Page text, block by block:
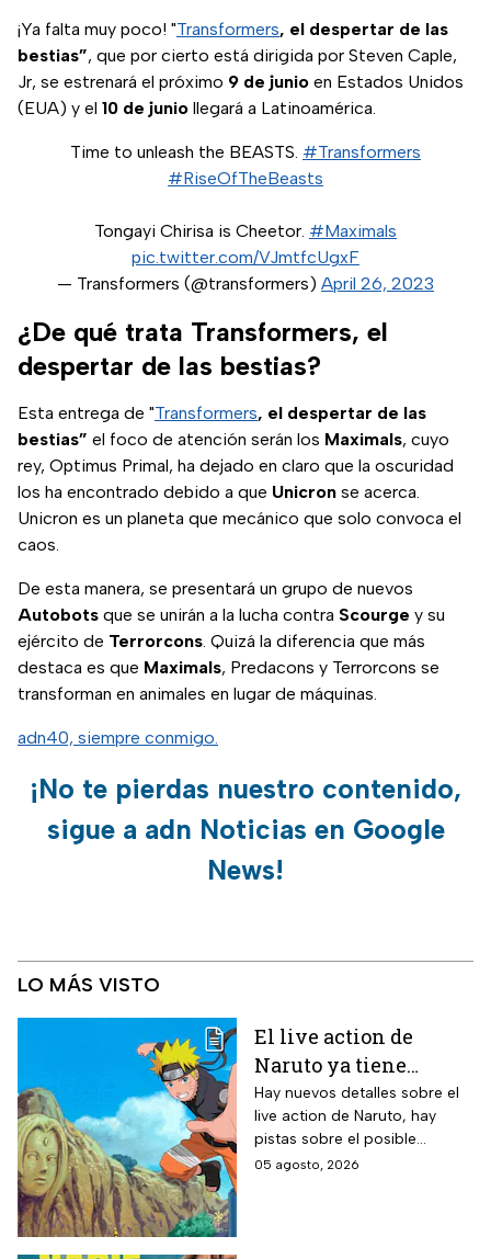
¡Ya falta muy poco! "Transformers, el despertar de las
bestias”, que por cierto está dirigida por Steven Caple,
Jr, se estrenará el próximo 9 de junio en Estados Unidos
(EUA) y el 10 de junio llegará a Latinoamérica.
Time to unleash the BEASTS. #Transformers
#RiseOfTheBeasts
Tongayi Chirisa is Cheetor. #Maximals
pic.twitter.com/VJmtfcUgxF
— Transformers (@transformers) April 26, 2023
¿De qué trata Transformers, el
despertar de las bestias?
Esta entrega de "Transformers, el despertar de las
bestias” el foco de atención serán los Maximals, cuyo
rey, Optimus Primal, ha dejado en claro que la oscuridad
los ha encontrado debido a que Unicron se acerca.
Unicron es un planeta que mecánico que solo convoca el
caos.
De esta manera, se presentará un grupo de nuevos
Autobots que se unirán a la lucha contra Scourge y su
ejército de Terrorcons. Quizá la diferencia que más
destaca es que Maximals, Predacons y Terrorcons se
transforman en animales en lugar de máquinas.
adn40, siempre conmigo.
¡No te pierdas nuestro contenido,
sigue a adn Noticias en Google
News!
LO MÁS VISTO
El live action de
Naruto ya tiene
director y así avanza
el casting de la
película
Hay nuevos detalles sobre el
live action de Naruto, hay
pistas sobre el posible
enfoque de la historia y
05 agosto, 2026